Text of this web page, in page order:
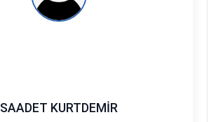
SAADET KURTDEMİR